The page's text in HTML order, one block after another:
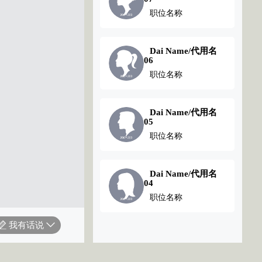
我有话说
职位名称
Dai Name/代用名
06
职位名称
Dai Name/代用名
05
职位名称
Dai Name/代用名
04
职位名称